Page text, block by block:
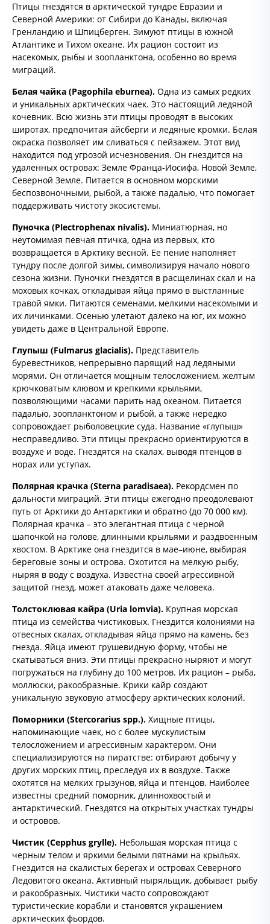
Птицы гнездятся в арктической тундре Евразии и
Северной Америки: от Сибири до Канады, включая
Гренландию и Шпицберген. Зимуют птицы в южной
Атлантике и Тихом океане. Их рацион состоит из
насекомых, рыбы и зоопланктона, особенно во время
миграций.
Белая чайка (Pagophila eburnea). Одна из самых редких
и уникальных арктических чаек. Это настоящий ледяной
кочевник. Всю жизнь эти птицы проводят в высоких
широтах, предпочитая айсберги и ледяные кромки. Белая
окраска позволяет им сливаться с пейзажем. Этот вид
находится под угрозой исчезновения. Он гнездится на
удаленных островах: Земле Франца-Иосифа, Новой Земле,
Северной Земле. Питается в основном морскими
беспозвоночными, рыбой, а также падалью, что помогает
поддерживать чистоту экосистемы.
Пуночка (Plectrophenax nivalis). Миниатюрная, но
неутомимая певчая птичка, одна из первых, кто
возвращается в Арктику весной. Ее пение наполняет
тундру после долгой зимы, символизируя начало нового
сезона жизни. Пуночки гнездятся в расщелинах скал и на
моховых кочках, откладывая яйца прямо в выстланные
травой ямки. Питаются семенами, мелкими насекомыми и
их личинками. Осенью улетают далеко на юг, их можно
увидеть даже в Центральной Европе.
Глупыш (Fulmarus glacialis). Представитель
буревестников, непрерывно парящий над ледяными
морями. Он отличается мощным телосложением, желтым
крючковатым клювом и крепкими крыльями,
позволяющими часами парить над океаном. Питается
падалью, зоопланктоном и рыбой, а также нередко
сопровождает рыболовецкие суда. Название «глупыш»
несправедливо. Эти птицы прекрасно ориентируются в
воздухе и воде. Гнездятся на скалах, выводя птенцов в
норах или уступах.
Полярная крачка (Sterna paradisaea). Рекордсмен по
дальности миграций. Эти птицы ежегодно преодолевают
путь от Арктики до Антарктики и обратно (до 70 000 км).
Полярная крачка – это элегантная птица с черной
шапочкой на голове, длинными крыльями и раздвоенным
хвостом. В Арктике она гнездится в мае–июне, выбирая
береговые зоны и острова. Охотится на мелкую рыбу,
ныряя в воду с воздуха. Известна своей агрессивной
защитой гнезд, может атаковать даже человека.
Толстоклювая кайра (Uria lomvia). Крупная морская
птица из семейства чистиковых. Гнездится колониями на
отвесных скалах, откладывая яйца прямо на камень, без
гнезда. Яйца имеют грушевидную форму, чтобы не
скатываться вниз. Эти птицы прекрасно ныряют и могут
погружаться на глубину до 100 метров. Их рацион – рыба,
моллюски, ракообразные. Крики кайр создают
уникальную звуковую атмосферу арктических колоний.
Поморники (Stercorarius spp.). Хищные птицы,
напоминающие чаек, но с более мускулистым
телосложением и агрессивным характером. Они
специализируются на пиратстве: отбирают добычу у
других морских птиц, преследуя их в воздухе. Также
охотятся на мелких грызунов, яйца и птенцов. Наиболее
известны средний поморник, длиннохвостый и
антарктический. Гнездятся на открытых участках тундры
и островов.
Чистик (Cepphus grylle). Небольшая морская птица с
черным телом и яркими белыми пятнами на крыльях.
Гнездится на скалистых берегах и островах Северного
Ледовитого океана. Активный ныряльщик, добывает рыбу
и ракообразных. Чистики часто сопровождают
туристические корабли и становятся украшением
арктических фьордов.